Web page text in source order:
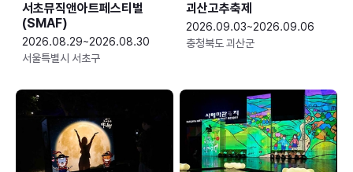
서초뮤직앤아트페스티벌
(SMAF)
2026.08.29~2026.08.30
서울특별시 서초구
괴산고추축제
2026.09.03~2026.09.06
충청북도 괴산군